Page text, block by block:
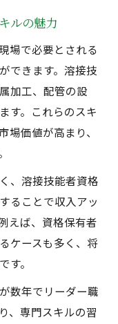
ルの魅力
場で必要とされる
できます。溶接技
加工、配管の設
す。これらのスキ
場価値が高まり、
、溶接技能者資格
ることで収入アッ
えば、資格保有者
ケースも多く、将
す。
数年でリーダー職
、専門スキルの習